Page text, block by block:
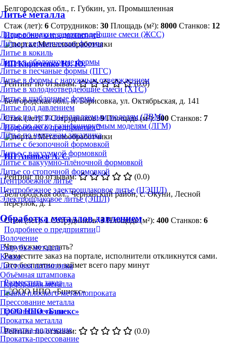
Литьё металла
Литье в жидкие самотвердеющие смеси (ЖСС)
Литье в керамические формы
Литье в кокиль
Литье в оболочковые формы
Литье в песчаные формы (ПГС)
Литье в формы с наружным отверждением
Литье в холоднотвердеющие смеси (ХТС)
Литье в шаблонные формы
Литье под давлением
Литье по легко выплавляемым моделям (ЛВМ)
Литье по легко газифицируемым моделям (ЛГМ)
Литье по чертежам заказчика
Литье с безопочной формовкой
Литье с вакуумной формовкой
Литье с вакуумно-плёночной формовкой
Литье со стопочной формовкой
Центробежное литье
Центробежное электрошлаковое литье (ЦЭШЛ)
Электрошлаковое литье (ЭШЛ)
Обработка металлов давлением
Волочение
Вырубка металла
Ковка
Листовая штамповка
Объёмная штамповка
Перфорация металла
Правка плоского металлопроката
Прессование металла
Пробивка металла
Прокатка металла
Прокатка-волочение
Прокатка-прессование
Белгородская обл., г. Губкин, ул. Промышленная
Стаж (лет): 6 Сотрудников: 30 Площадь (м²): 8000 Станков: 12
Подробнее о предприятии
ИП Кириченко Ю. Ю.
Рейтинг по отзывам:
(0.0)
Белгородская обл., п. Борисовка, ул. Октябрьская, д. 141
Стаж (лет):7 Сотрудников:9 Площадь (м²):300 Станков: 7
Подробнее о предприятии
ИП Ананьев А. С.
Рейтинг по отзывам:
(0.0)
Белгородская обл., Чернянский район, с. Окуни, Лесной
переулок, д. 1
Стаж (лет):1 Сотрудников:3 Площадь (м²): 400 Станков: 6
Подробнее о предприятии
Что нужно сделать?
Разместите заказ на портале, исполнители откликнутся сами.
Это бесплатно и займет всего пару минут
Разместить заказ
ООО НПО «Бинекс»
Рейтинг по отзывам:
(0.0)